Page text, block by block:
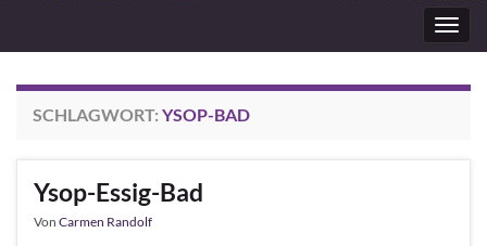
SCHLAGWORT: YSOP-BAD
Ysop-Essig-Bad
Von Carmen Randolf